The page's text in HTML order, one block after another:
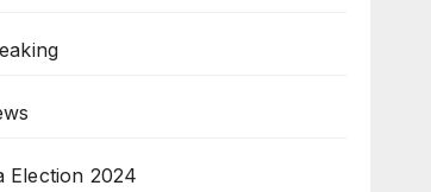
Election 2024